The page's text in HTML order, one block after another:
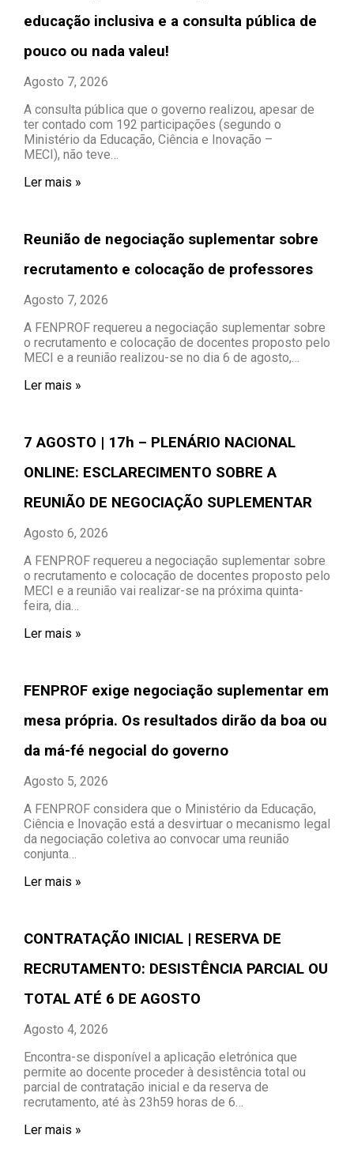
educação inclusiva e a consulta pública de
pouco ou nada valeu!
Agosto 7, 2026
A consulta pública que o governo realizou, apesar de
ter contado com 192 participações (segundo o
Ministério da Educação, Ciência e Inovação –
MECI), não teve…
Ler mais »
Reunião de negociação suplementar sobre
recrutamento e colocação de professores
Agosto 7, 2026
A FENPROF requereu a negociação suplementar sobre
o recrutamento e colocação de docentes proposto pelo
MECI e a reunião realizou-se no dia 6 de agosto,…
Ler mais »
7 AGOSTO | 17h – PLENÁRIO NACIONAL
ONLINE: ESCLARECIMENTO SOBRE A
REUNIÃO DE NEGOCIAÇÃO SUPLEMENTAR
Agosto 6, 2026
A FENPROF requereu a negociação suplementar sobre
o recrutamento e colocação de docentes proposto pelo
MECI e a reunião vai realizar-se na próxima quinta-
feira, dia…
Ler mais »
FENPROF exige negociação suplementar em
mesa própria. Os resultados dirão da boa ou
da má-fé negocial do governo
Agosto 5, 2026
A FENPROF considera que o Ministério da Educação,
Ciência e Inovação está a desvirtuar o mecanismo legal
da negociação coletiva ao convocar uma reunião
conjunta…
Ler mais »
CONTRATAÇÃO INICIAL | RESERVA DE
RECRUTAMENTO: DESISTÊNCIA PARCIAL OU
TOTAL ATÉ 6 DE AGOSTO
Agosto 4, 2026
Encontra-se disponível a aplicação eletrónica que
permite ao docente proceder à desistência total ou
parcial de contratação inicial e da reserva de
recrutamento, até às 23h59 horas de 6…
Ler mais »